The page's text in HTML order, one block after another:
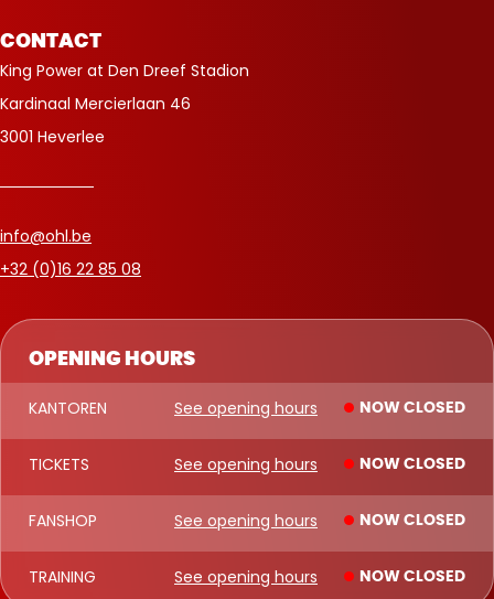
OPENING HOURS
KANTOREN See opening hours NOW CLOSED
TICKETS See opening hours NOW CLOSED
FANSHOP See opening hours NOW CLOSED
TRAINING See opening hours NOW CLOSED
CONTACT
King Power at Den Dreef Stadion
Kardinaal Mercierlaan 46
3001 Heverlee
info@ohl.be
+32 (0)16 22 85 08